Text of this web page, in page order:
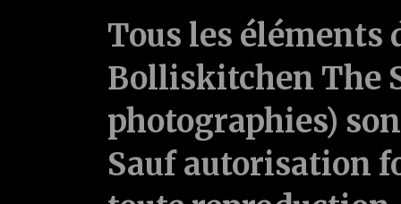
Tous les
Bolliskitchen The
photographies)
Sauf autorisation